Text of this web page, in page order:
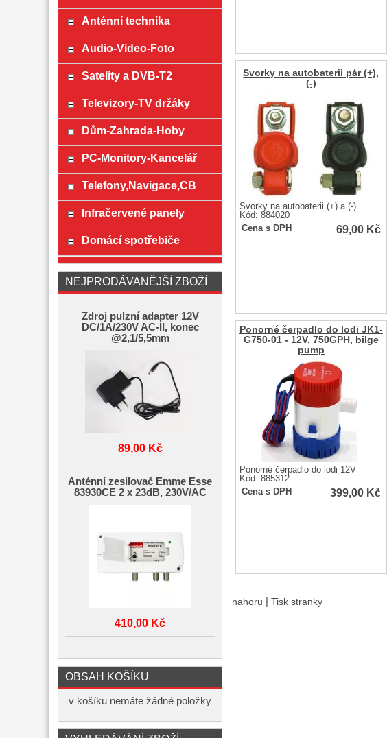
Svorky na autobaterii pár (+),
(-)
Svorky na autobaterii (+) a (-)
Kód: 884020
Cena s DPH
69,00 Kč
Ponorné čerpadlo do lodi JK1-
G750-01 - 12V, 750GPH, bilge
pump
Ponorné čerpadlo do lodi 12V
Kód: 885312
Cena s DPH
399,00 Kč
nahoru Tisk stranky
Anténní technika
Audio-Video-Foto
Satelity a DVB-T2
Televizory-TV držáky
Dům-Zahrada-Hoby
PC-Monitory-Kancelář
Telefony,Navigace,CB
Infračervené panely
Domácí spotřebiče
NEJPRODÁVANĚJŠÍ ZBOŽÍ
Zdroj pulzní adapter 12V
DC/1A/230V AC-II, konec
@2,1/5,5mm
89,00 Kč
Anténní zesilovač Emme Esse
83930CE 2 x 23dB, 230V/AC
410,00 Kč
OBSAH KOŠÍKU
v košíku nemáte žádné položky